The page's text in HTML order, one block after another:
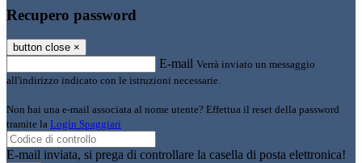
Recupero password
button close ×
E-mail Verrà inviato un messaggio
all'indirizzo indicato con le istruzioni necessarie.
Non hai una e-mail associata al nome utente? Effettua il reset della password
tramite la Login Spaggiari
E-mail inviata, si prega di controllare la casella di posta elettronica!